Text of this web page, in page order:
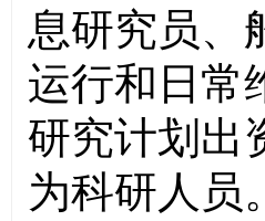
息研究员、
运行和日常
研究计划出
为科研人员